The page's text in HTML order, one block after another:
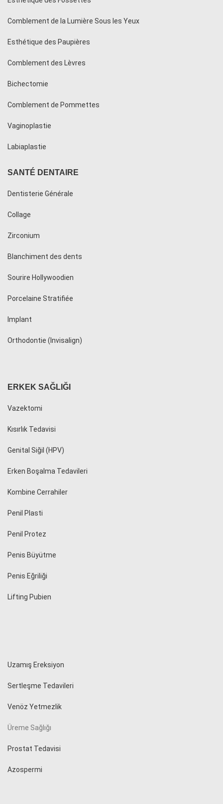
Comblement de la Lumière Sous les Yeux
Esthétique des Paupières
Comblement des Lèvres
Bichectomie
Comblement de Pommettes
Vaginoplastie
Labiaplastie
SANTÉ DENTAIRE
Dentisterie Générale
Collage
Zirconium
Blanchiment des dents
Sourire Hollywoodien
Porcelaine Stratifiée
Implant
Orthodontie (Invisalign)
ERKEK SAĞLIĞI
Vazektomi
Kısırlık Tedavisi
Genital Siğil (HPV)
Erken Boşalma Tedavileri
Kombine Cerrahiler
Penil Plasti
Penil Protez
Penis Büyütme
Penis Eğriliği
Lifting Pubien
Uzamış Ereksiyon
Sertleşme Tedavileri
Venöz Yetmezlik
Üreme Sağlığı
Prostat Tedavisi
Azospermi